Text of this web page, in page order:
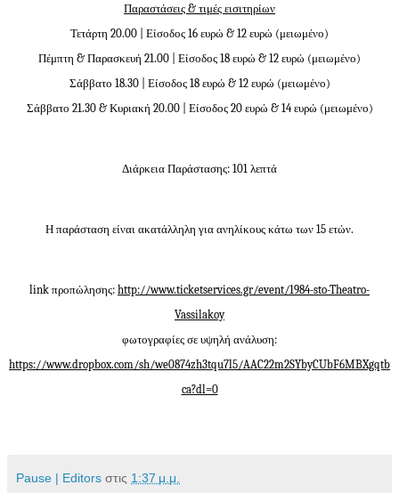
Παραστάσεις & τιμές εισιτηρίων
Τετάρτη 20.00 | Είσοδος 16 ευρώ & 12 ευρώ (μειωμένο)
Πέμπτη & Παρασκευή 21.00 | Είσοδος 18 ευρώ & 12 ευρώ (μειωμένο)
Σάββατο 18.30 | Είσοδος 18 ευρώ & 12 ευρώ (μειωμένο)
Σάββατο 21.30 & Κυριακή 20.00 | Είσοδος 20 ευρώ & 14 ευρώ (μειωμένο)
Διάρκεια Παράστασης: 101 λεπτά
Η παράσταση είναι ακατάλληλη για ανηλίκους κάτω των 15 ετών.
link προπώλησης: http://www.ticketservices.gr/event/1984-sto-Theatro-
Vassilakoy
φωτογραφίες σε υψηλή ανάλυση:
https://www.dropbox.com/sh/we0874zh3tqu7l5/AAC22m2SYbyCUbF6MBXgqtb
ca?dl=0
Pause | Editors στις 1:37 μ.μ.